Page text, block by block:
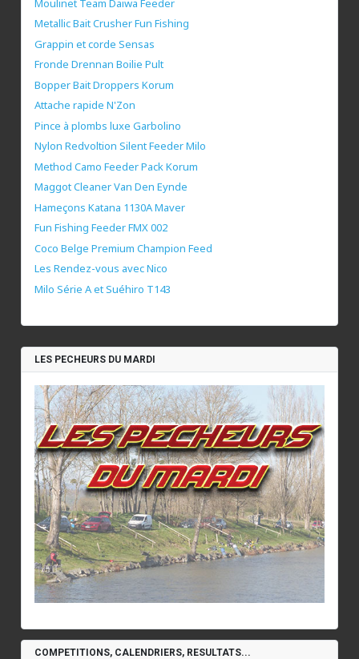
LES PECHEURS DU MARDI
COMPETITIONS, CALENDRIERS, RESULTATS...
Moulinet Team Daiwa Feeder
Metallic Bait Crusher Fun Fishing
Grappin et corde Sensas
Fronde Drennan Boilie Pult
Bopper Bait Droppers Korum
Attache rapide N'Zon
Pince à plombs luxe Garbolino
Nylon Redvoltion Silent Feeder Milo
Method Camo Feeder Pack Korum
Maggot Cleaner Van Den Eynde
Hameçons Katana 1130A Maver
Fun Fishing Feeder FMX 002
Coco Belge Premium Champion Feed
Les Rendez-vous avec Nico
Milo Série A et Suéhiro T143